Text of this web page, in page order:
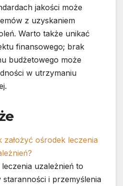
jakości może
z uzyskaniem
Warto także unikać
finansowego; brak
budżetowego może
w utrzymaniu
założyć ośrodek leczenia
leczenia uzależnień to
staranności i przemyślenia